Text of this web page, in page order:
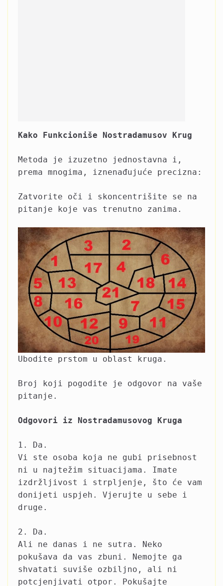
Kako Funkcioniše Nostradamusov Krug
Metoda je izuzetno jednostavna i,
prema mnogima, iznenađujuće precizna:
Zatvorite oči i skoncentrišite se na
pitanje koje vas trenutno zanima.
Ubodite prstom u oblast kruga.
Broj koji pogodite je odgovor na vaše
pitanje.
Odgovori iz Nostradamusovog Kruga
1. Da.
Vi ste osoba koja ne gubi prisebnost
ni u najtežim situacijama. Imate
izdržljivost i strpljenje, što će vam
donijeti uspjeh. Vjerujte u sebe i
druge.
2. Da.
Ali ne danas i ne sutra. Neko
pokušava da vas zbuni. Nemojte ga
shvatati suviše ozbiljno, ali ni
potcjenjivati otpor. Pokušajte